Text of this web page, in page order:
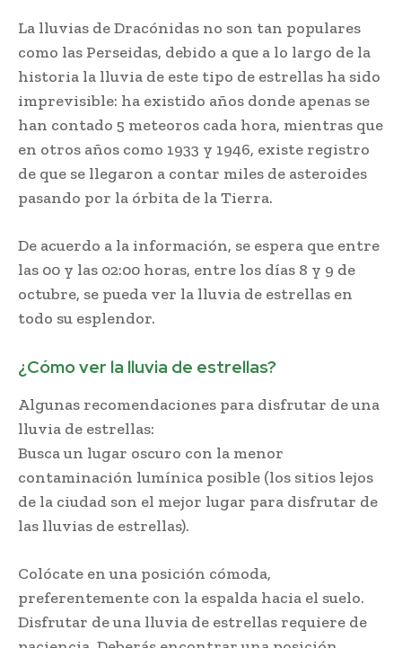
La lluvias de Dracónidas no son tan populares
como las Perseidas, debido a que a lo largo de la
historia la lluvia de este tipo de estrellas ha sido
imprevisible: ha existido años donde apenas se
han contado 5 meteoros cada hora, mientras que
en otros años como 1933 y 1946, existe registro
de que se llegaron a contar miles de asteroides
pasando por la órbita de la Tierra.
De acuerdo a la información, se espera que entre
las 00 y las 02:00 horas, entre los días 8 y 9 de
octubre, se pueda ver la lluvia de estrellas en
todo su esplendor.
¿Cómo ver la lluvia de estrellas?
Algunas recomendaciones para disfrutar de una
lluvia de estrellas:
Busca un lugar oscuro con la menor
contaminación lumínica posible (los sitios lejos
de la ciudad son el mejor lugar para disfrutar de
las lluvias de estrellas).
Colócate en una posición cómoda,
preferentemente con la espalda hacia el suelo.
Disfrutar de una lluvia de estrellas requiere de